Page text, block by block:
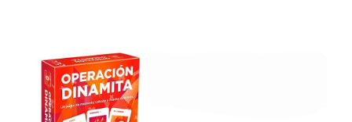
Merchandising
y regalos
Tienda de
Correos